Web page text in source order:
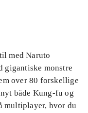
med Naruto
gigantiske monstre
over 80 forskellige
både Kung-fu og
multiplayer, hvor du